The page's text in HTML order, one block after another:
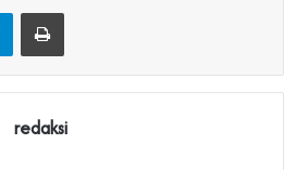
TelegramPrint
redaksi